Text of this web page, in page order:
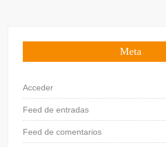
Meta
Acceder
Feed de entradas
Feed de comentarios